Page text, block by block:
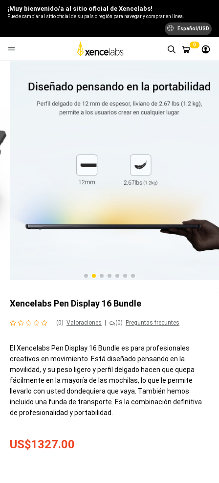
¡Muy bienvenido/a al sitio oficial de Xencelabs!
Puede cambiar al sitio oficial de su país o región para navegar y comprar en línea.
Español/USD
0
Xencelabs Pen Display 16 Bundle
(0) Valoraciones (0) Preguntas frecuntes
El Xencelabs Pen Display 16 Bundle es para profesionales
creativos en movimiento. Está diseñado pensando en la
movilidad, y su peso ligero y perfil delgado hacen que quepa
fácilmente en la mayoría de las mochilas, lo que le permite
llevarlo con usted dondequiera que vaya. También hemos
incluido una funda de transporte. Es la combinación definitiva
de profesionalidad y portabilidad.
US$1327.00